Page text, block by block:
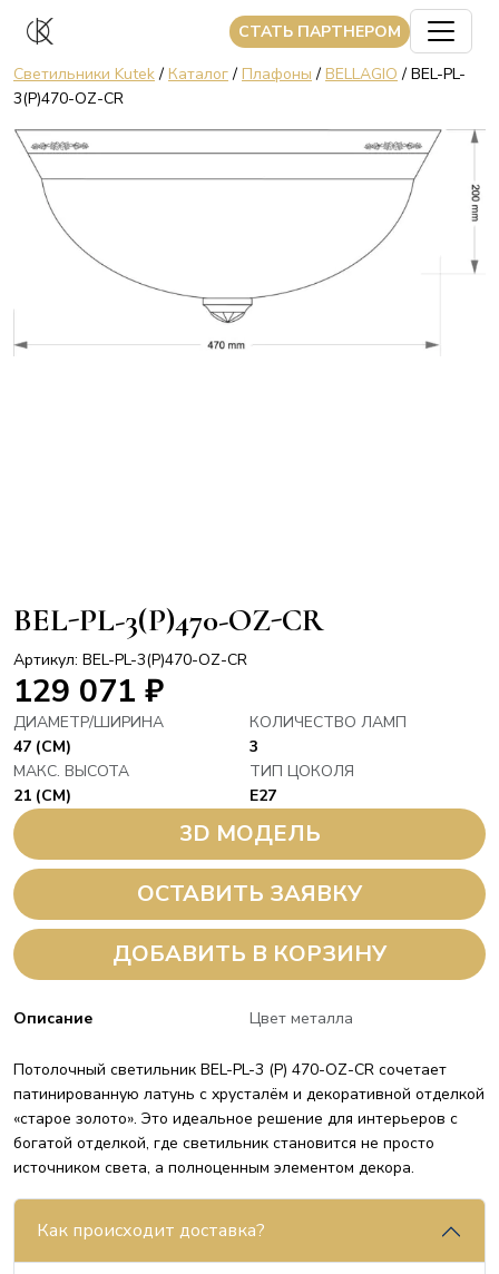
CТАТЬ ПАРТНЕРОМ
Светильники Kutek/ Каталог/ Плафоны / BELLAGIO / BEL-PL-
3(P)470-OZ-CR
BEL-PL-3(P)470-OZ-CR
Артикул: BEL-PL-3(P)470-OZ-CR
129 071 ₽
ДИАМЕТР/ШИРИНА
47 (СМ)
КОЛИЧЕСТВО ЛАМП
3
МАКС. ВЫСОТА
21 (СМ)
ТИП ЦОКОЛЯ
E27
3D МОДЕЛЬ
ОСТАВИТЬ ЗАЯВКУ
ДОБАВИТЬ В КОРЗИНУ
Описание Цвет металла
Потолочный светильник BEL-PL-3 (P) 470-OZ-CR сочетает
патинированную латунь с хрусталём и декоративной отделкой
«старое золото». Это идеальное решение для интерьеров с
богатой отделкой, где светильник становится не просто
источником света, а полноценным элементом декора.
Как происходит доставка?